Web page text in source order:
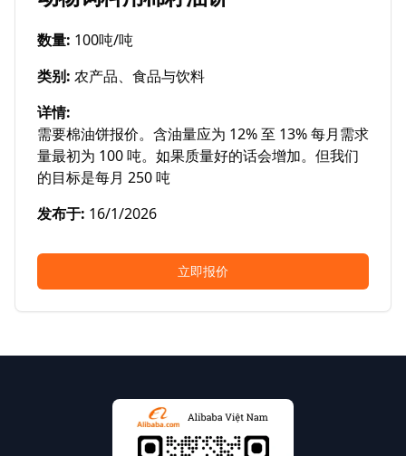
数量: 100吨/吨
类别: 农产品、食品与饮料
详情:
需要棉油饼报价。含油量应为 12% 至 13% 每月需求
量最初为 100 吨。如果质量好的话会增加。但我们
的目标是每月 250 吨
发布于: 16/1/2026
立即报价